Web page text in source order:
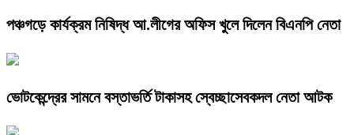
পঞ্চগড়ে কার্যক্রম নিষিদ্ধ আ.লীগের অফিস খুলে দিলেন বিএনপি নেতা
ভোটকেন্দ্রের সামনে বস্তাভর্তি টাকাসহ স্বেচ্ছাসেবকদল নেতা আটক